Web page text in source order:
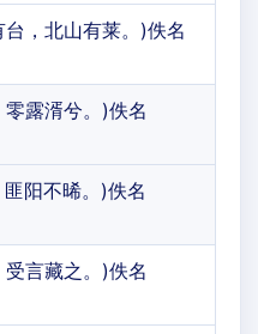
，北山有莱。)佚名
露湑兮。)佚名
阳不晞。)佚名
言藏之。)佚名